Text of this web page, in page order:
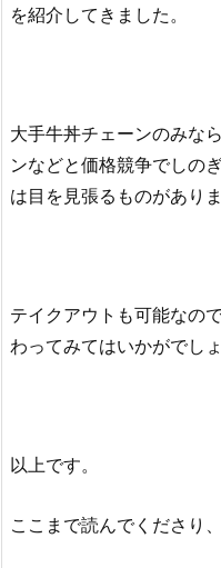
を紹介してきました。
大手牛丼チェーンのみな
ンなどと価格競争でしの
は目を見張るものがありま
テイクアウトも可能なの
わってみてはいかがでしょ
以上です。
ここまで読んでくださり